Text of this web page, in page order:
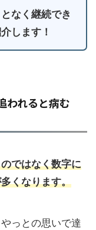
なく継続でき
します！
われると病む
ではなく数字に
くなります。
っとの思いで達